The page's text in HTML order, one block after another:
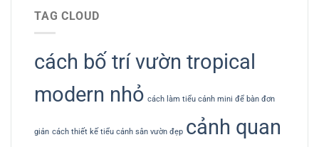
TAG CLOUD
cách bố trí vườn tropical
modern nhỏ cách làm tiểu cảnh mini để bàn đơn
giản cách thiết kế tiểu cảnh sân vườn đẹp cảnh quan